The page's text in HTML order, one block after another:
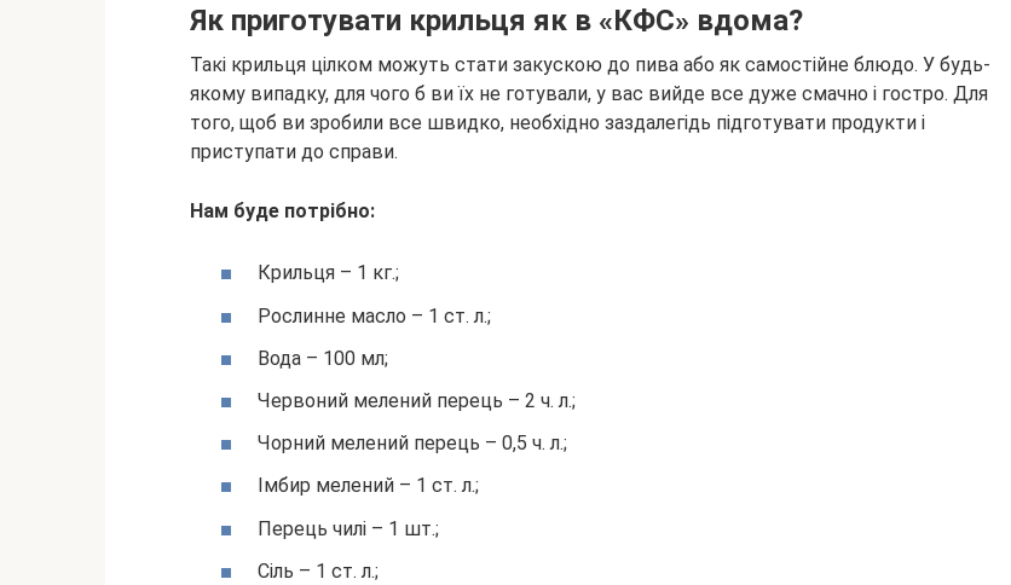
Як приготувати крильця як в «КФС» вдома?
Такі крильця цілком можуть стати закускою до пива або як самостійне блюдо. У будь-
якому випадку, для чого б ви їх не готували, у вас вийде все дуже смачно і гостро. Для
того, щоб ви зробили все швидко, необхідно заздалегідь підготувати продукти і
приступати до справи.
Нам буде потрібно:
Крильця – 1 кг.;
Рослинне масло – 1 ст. л.;
Вода – 100 мл;
Червоний мелений перець – 2 ч. л.;
Чорний мелений перець – 0,5 ч. л.;
Імбир мелений – 1 ст. л.;
Перець чилі – 1 шт.;
Сіль – 1 ст. л.;